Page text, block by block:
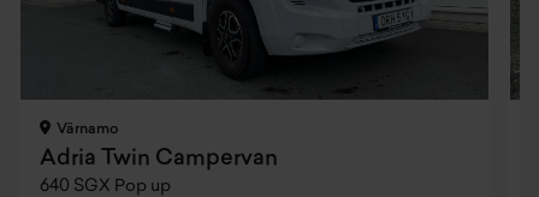
Värnamo
Adria Twin Campervan
640 SGX Pop up